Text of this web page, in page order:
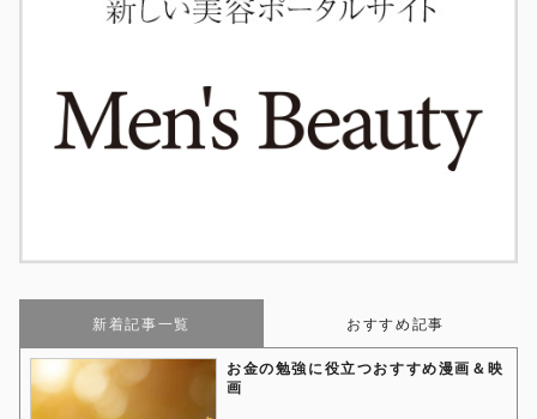
新着記事一覧 おすすめ記事
お金の勉強に役立つおすすめ漫画＆映
画